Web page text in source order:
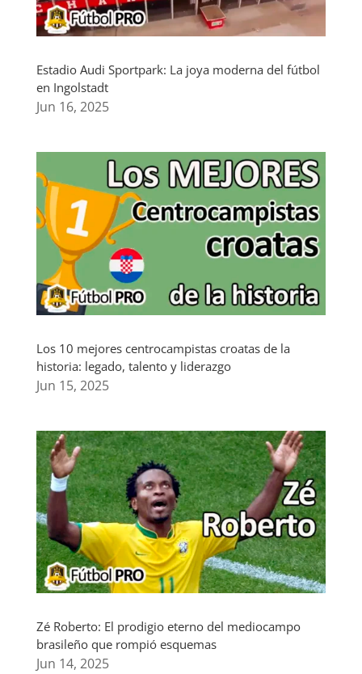
Estadio Audi Sportpark: La joya moderna del fútbol
en Ingolstadt
Jun 16, 2025
Los 10 mejores centrocampistas croatas de la
historia: legado, talento y liderazgo
Jun 15, 2025
Zé Roberto: El prodigio eterno del mediocampo
brasileño que rompió esquemas
Jun 14, 2025